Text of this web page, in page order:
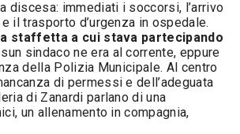
discesa: immediati i soccorsi, l’arrivo
il trasporto d’urgenza in ospedale.
staffetta a cui stava partecipando
sindaco ne era al corrente, eppure
della Polizia Municipale. Al centro
di permessi e dell’adeguata
di Zanardi parlano di una
un allenamento in compagnia,